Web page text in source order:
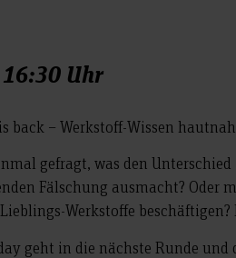
Uhr
back – Werkstoff-Wissen hautnah
gefragt, was den
Fälschung ausmacht? Oder
Werkstoffe
geht in die nächste Runde